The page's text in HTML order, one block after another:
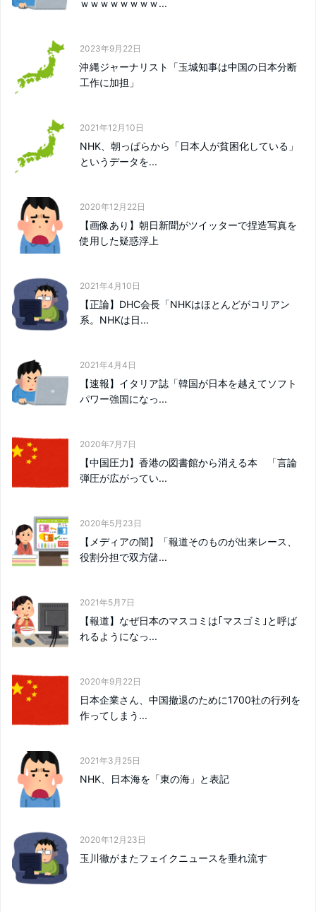
ｗｗｗｗｗｗｗｗ...
2023年9月22日
沖縄ジャーナリスト「玉城知事は中国の日本分断
工作に加担」
2021年12月10日
NHK、朝っぱらから「日本人が貧困化している」
というデータを...
2020年12月22日
【画像あり】朝日新聞がツイッターで捏造写真を
使用した疑惑浮上
2021年4月10日
【正論】DHC会長「NHKはほとんどがコリアン
系。NHKは日...
2021年4月4日
【速報】イタリア誌「韓国が日本を越えてソフト
パワー強国になっ...
2020年7月7日
【中国圧力】香港の図書館から消える本 「言論
弾圧が広がってい...
2020年5月23日
【メディアの闇】「報道そのものが出来レース、
役割分担で双方儲...
2021年5月7日
【報道】なぜ日本のマスコミは｢マスゴミ｣と呼ば
れるようになっ...
2020年9月22日
日本企業さん、中国撤退のために1700社の行列を
作ってしまう...
2021年3月25日
NHK、日本海を「東の海」と表記
2020年12月23日
玉川徹がまたフェイクニュースを垂れ流す